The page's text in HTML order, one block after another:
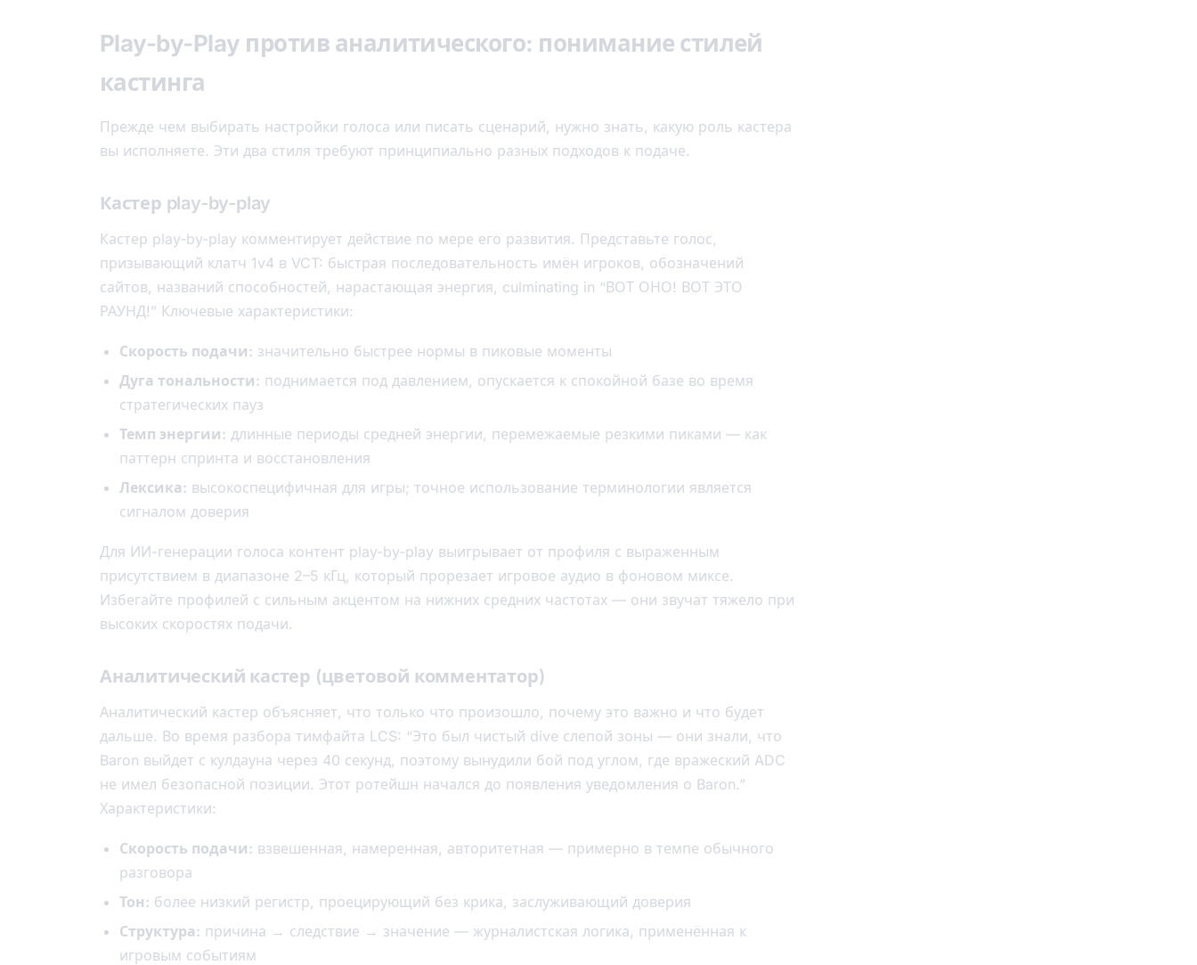
Play-by-Play против аналитического: понимание стилей
кастинга
Прежде чем выбирать настройки голоса или писать сценарий, нужно знать, какую роль кастера
вы исполняете. Эти два стиля требуют принципиально разных подходов к подаче.
Кастер play-by-play
Кастер play-by-play комментирует действие по мере его развития. Представьте голос,
призывающий клатч 1v4 в VCT: быстрая последовательность имён игроков, обозначений
сайтов, названий способностей, нарастающая энергия, culminating in “ВОТ ОНО! ВОТ ЭТО
РАУНД!” Ключевые характеристики:
Скорость подачи: значительно быстрее нормы в пиковые моменты
Дуга тональности: поднимается под давлением, опускается к спокойной базе во время
стратегических пауз
Темп энергии: длинные периоды средней энергии, перемежаемые резкими пиками — как
паттерн спринта и восстановления
Лексика: высокоспецифичная для игры; точное использование терминологии является
сигналом доверия
Для ИИ-генерации голоса контент play-by-play выигрывает от профиля с выраженным
присутствием в диапазоне 2–5 кГц, который прорезает игровое аудио в фоновом миксе.
Избегайте профилей с сильным акцентом на нижних средних частотах — они звучат тяжело при
высоких скоростях подачи.
Аналитический кастер (цветовой комментатор)
Аналитический кастер объясняет, что только что произошло, почему это важно и что будет
дальше. Во время разбора тимфайта LCS: “Это был чистый dive слепой зоны — они знали, что
Baron выйдет с кулдауна через 40 секунд, поэтому вынудили бой под углом, где вражеский ADC
не имел безопасной позиции. Этот ротейшн начался до появления уведомления о Baron.”
Характеристики:
Скорость подачи: взвешенная, намеренная, авторитетная — примерно в темпе обычного
разговора
Тон: более низкий регистр, проецирующий без крика, заслуживающий доверия
Структура: причина → следствие → значение — журналистская логика, применённая к
игровым событиям